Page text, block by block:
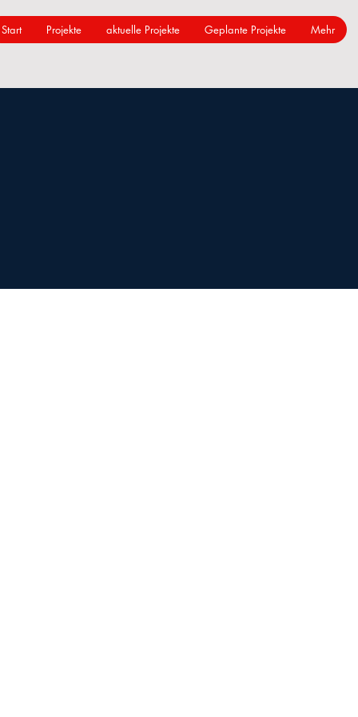
Start Projekte aktuelle Projekte Geplante Projekte Mehr